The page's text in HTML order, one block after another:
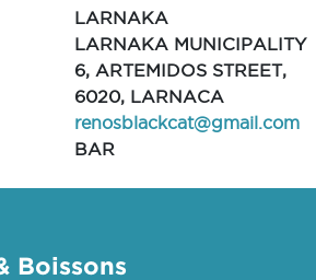
LARNAKA
LARNAKA MUNICIPALITY
6, ARTEMIDOS STREET,
6020, LARNACA
renosblackcat@gmail.com
BAR
Boissons